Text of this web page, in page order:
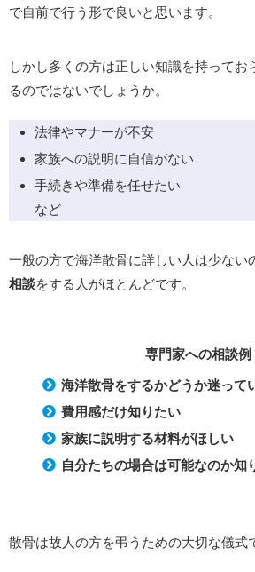
で自前で行う形で良いと思います。
しかし多くの方は正しい知識を持ってお
るのではないでしょうか。
法律やマナーが不安
家族への説明に自信がない
手続きや準備を任せたい
など
一般の方で海洋散骨に詳しい人は少ない
相談をする人がほとんどです。
専門家への相談例
海洋散骨をするかどうか迷って
費用感だけ知りたい
家族に説明する材料がほしい
自分たちの場合は可能なのか知
散骨は故人の方を弔うための大切な儀式